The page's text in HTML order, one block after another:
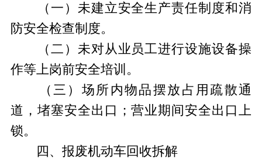
（一）未建立安全生产责任制度和消
防安全检查制度。
（二）未对从业员工进行设施设备操
作等上岗前安全培训。
（三）场所内物品摆放占用疏散通
道，堵塞安全出口；营业期间安全出口上
锁。
四、报废机动车回收拆解